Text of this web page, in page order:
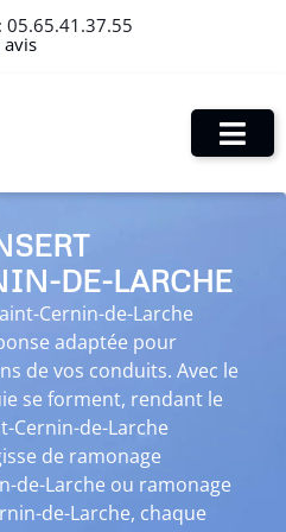
05.65.41.37.55
DE-LARCHE
Cernin-de-Larche
adaptée pour
de vos conduits. Avec le
se forment, rendant le
Cernin-de-Larche
de ramonage
de-Larche ou ramonage
de-Larche, chaque